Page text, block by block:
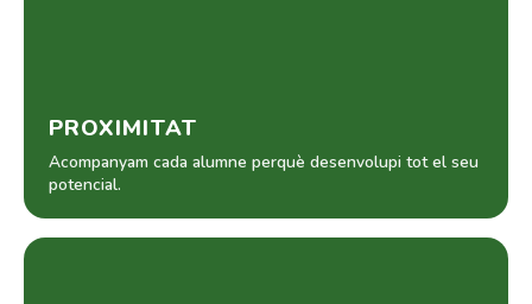
PROXIMITAT
Acompanyam cada alumne perquè desenvolupi tot el seu
potencial.